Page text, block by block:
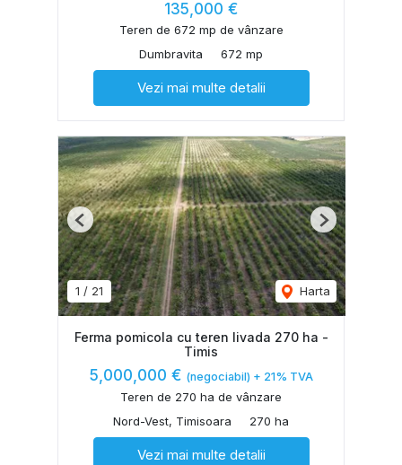
135,000 €
Teren de 672 mp de vânzare
Dumbravita
672 mp
Vezi mai multe detalii
1 / 21 Harta
Previous Next
Ferma pomicola cu teren livada 270 ha -
Timis
5,000,000 € (negociabil) + 21% TVA
Teren de 270 ha de vânzare
Nord-Vest, Timisoara
270 ha
Vezi mai multe detalii